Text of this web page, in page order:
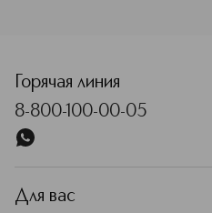
Горячая линия
8-800-100-00-05
Для вас